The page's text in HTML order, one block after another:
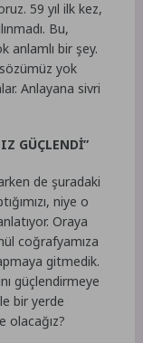
59 yıl ilk kez,
Bu,
anlamlı bir şey.
yok
Anlayana sivri
GÜÇLENDİ”
de şuradaki
niye o
Oraya
coğrafyamıza
gitmedik.
güçlendirmeye
bir yerde
olacağız?